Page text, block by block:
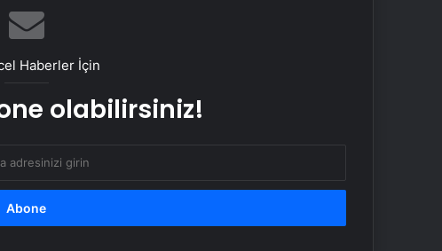
‘Yaren’ leyleğin 2 yavrusu
Haberler İçin
olabilirsiniz!